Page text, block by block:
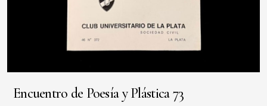
Encuentro de Poesía y Plástica 73